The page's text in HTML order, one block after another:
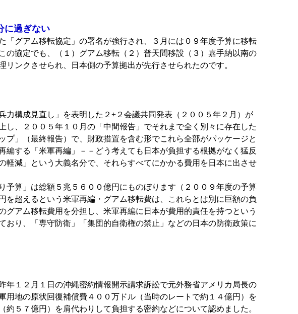
に過ぎない
グアム移転協定」の署名が強行され、３月には０９年度予算に移転
協定でも、（１）グアム移転（２）普天間移設（３）嘉手納以南の
ンクさせられ、日本側の予算拠出が先行させられたのです。
構成見直し」を表明した２+２会議共同発表（２００５年２月）が
、２００５年１０月の「中間報告」でそれまで全く別々に存在した
」（最終報告）で、財政措置を含む形でこれら全部がパッケージと
する「米軍再編」－－どう考えても日本が負担する根拠がなく猛反
減」という大義名分で、それらすべてにかかる費用を日本に出させ
算」は総額５兆５６００億円にものぼります（２００９年度の予算
超えるという米軍再編・グアム移転費は、これらとは別に巨額の負
アム移転費用を分担し、米軍再編に日本が費用的責任を持つという
り、「専守防衛」「集団的自衛権の禁止」などの日本の防衛政策に
１２月１日の沖縄密約情報開示請求訴訟で元外務省アメリカ局長の
地の原状回復補償費４００万ドル（当時のレートで約１４億円）を
５７億円）を肩代わりして負担する密約などについて認めました。